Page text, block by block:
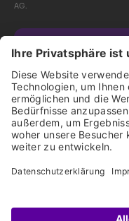
AG.
Impressum